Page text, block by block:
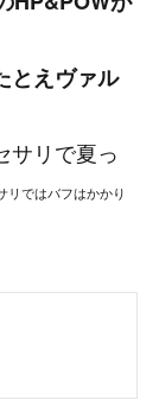
とえヴァル
サリで夏っ
リではバフはかかり